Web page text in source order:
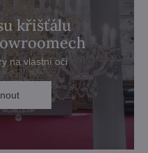
křišťálu
na vlastní oči